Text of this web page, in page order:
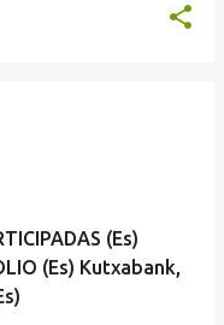
(Es)
(Es) Kutxabank,